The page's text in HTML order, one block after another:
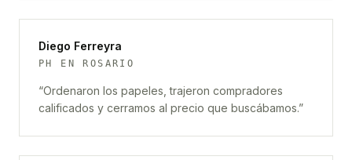
Diego Ferreyra
PH EN ROSARIO
“Ordenaron los papeles, trajeron compradores
calificados y cerramos al precio que buscábamos.”